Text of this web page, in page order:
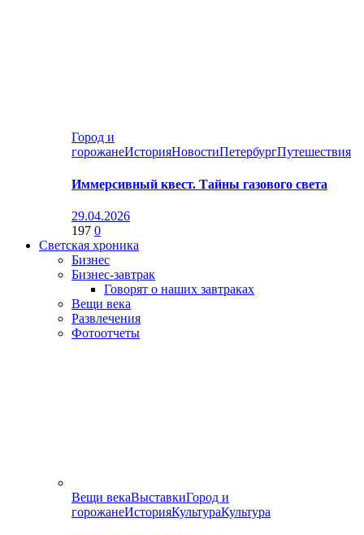
Город и
горожанеИсторияНовостиПетербургПутешествия
Иммерсивный квест. Тайны газового света
29.04.2026
197 0
Светская хроника
Бизнес
Бизнес-завтрак
Говорят о наших завтраках
Вещи века
Развлечения
Фотоотчеты
Вещи векаВыставкиГород и
горожанеИсторияКультураКультура